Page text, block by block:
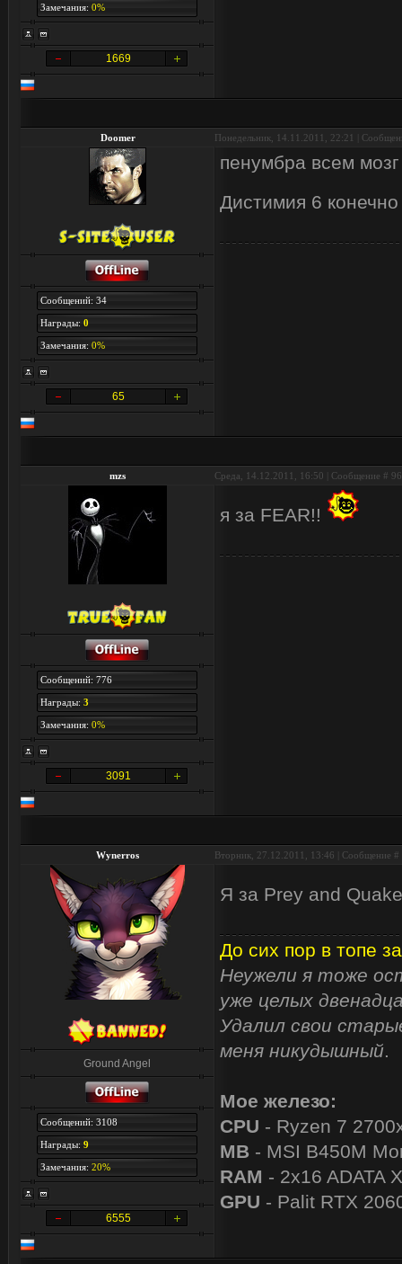
Замечания: 0%
1669
Doomer Понедельник, 14.11.2011, 22:21 |
Сообщений: 34
Награды: 0
Замечания: 0%
65
пенумбра всем
Дистимия 6
mzs Среда, 14.12.2011, 16:50 | Сообщение # 96
Сообщений: 776
Награды: 3
Замечания: 0%
3091
я за FEAR!!
Wynerros Вторник, 27.12.2011, 13:46 | Сообщение #
Ground Angel
Сообщений: 3108
Награды: 9
Замечания: 20%
6555
Я за Prey and
До сих пор в топе
Неужели я тоже
уже целых
Удалил свои
меня никудышный.
Мое железо:
CPU - Ryzen 7
MB - MSI B450M
RAM - 2x16 ADATA
GPU - Palit RTX